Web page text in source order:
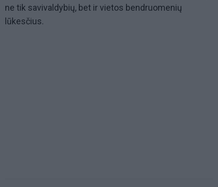
ne tik savivaldybių, bet ir vietos bendruomenių
lūkesčius.